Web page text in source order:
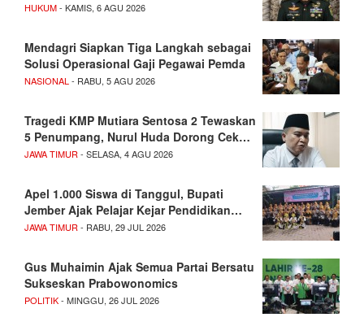
HUKUM- KAMIS, 6 AGU 2026
Mendagri Siapkan Tiga Langkah sebagai
Solusi Operasional Gaji Pegawai Pemda
NASIONAL- RABU, 5 AGU 2026
Tragedi KMP Mutiara Sentosa 2 Tewaskan
5 Penumpang, Nurul Huda Dorong Cek…
JAWA TIMUR- SELASA, 4 AGU 2026
Apel 1.000 Siswa di Tanggul, Bupati
Jember Ajak Pelajar Kejar Pendidikan…
JAWA TIMUR- RABU, 29 JUL 2026
Gus Muhaimin Ajak Semua Partai Bersatu
Sukseskan Prabowonomics
POLITIK- MINGGU, 26 JUL 2026